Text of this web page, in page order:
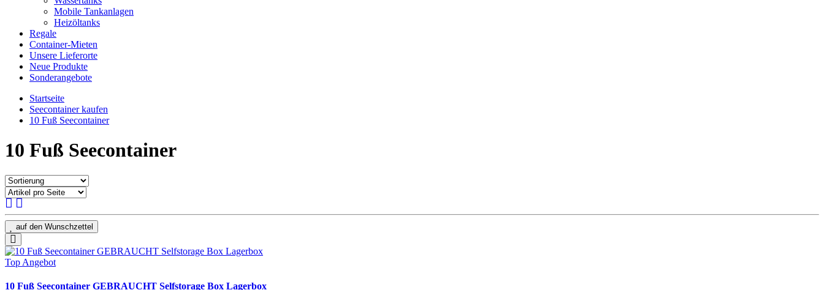
Mobile Tankanlagen
Heizöltanks
Regale
Container-Mieten
Unsere Lieferorte
Neue Produkte
Sonderangebote
Startseite
Seecontainer kaufen
10 Fuß Seecontainer
10 Fuß Seecontainer
auf den Wunschzettel
Top Angebot
10 Fuß Seecontainer GEBRAUCHT Selfstorage Box Lagerbox